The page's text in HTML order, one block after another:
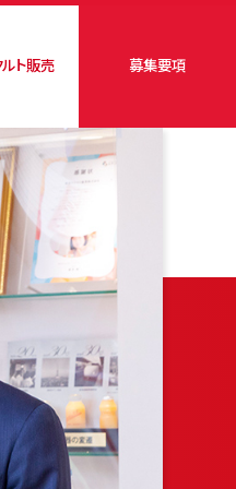
ト販売 募集要項